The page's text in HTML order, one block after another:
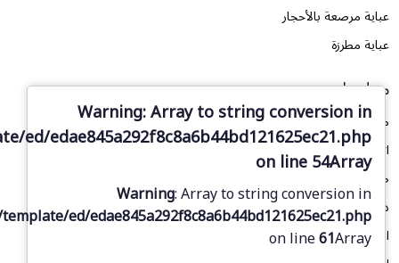
معلومات
من نحن
اتصل بنا
طلب تصميم
دليل المقاسات
المدونة
عباية مرصعة بالأحجار
عباية مطرزة
Warning: Array to string conversion in
edae845a292f8c8a6b44bd121625ec21.php
on line54Array
Warning: Array to string conversion in
ed/edae845a292f8c8a6b44bd121625ec21.php
on line61Array